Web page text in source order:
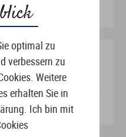
optimal zu
verbessern zu
Weitere
erhalten Sie in
Ich bin mit
– 536